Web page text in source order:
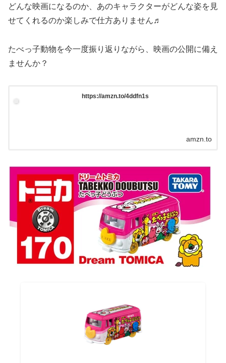
どんな映画になるのか、あのキャラクターがどんな姿を見
せてくれるのか楽しみで仕方ありません♬
たべっ子動物を今一度振り返りながら、映画の公開に備え
ませんか？
https://amzn.to/4ddfn1s
amzn.to